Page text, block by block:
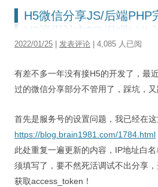
博客首页
WordPress
前端开发
视觉/交互设计
杂项研究
H5微信分享JS/后端PHP
2022/01/25 发表评论 | 4,085 人已阅
有差不多一年没有接H5的开发了，最
过的微信分享部分不管用了，踩坑，又
首先是服务号的设置问题，我已经在这
https://blog.brain1981.com/1784.html
此处重复一遍更新的内容，IP地址白
须填写了，要不然死活调试不出分享
获取access_token！